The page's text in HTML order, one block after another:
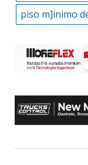
piso m]inimo